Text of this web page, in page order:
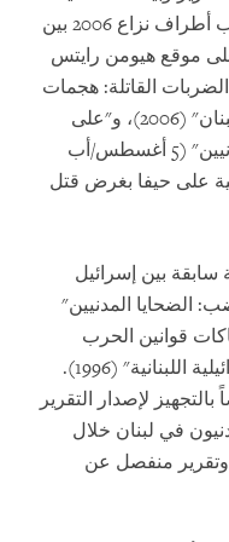
متصلة بانتهاك قوانين الحرب من جانب أطراف نزاع 2006 بين
موقع هيومن رايتس
القاتلة: هجمات
إسرائيل العشوائية ضد المدنيين في لبنان" (2006)، و"على
حزب الله وضع حد لهجماته على المدنيين" (5 أغسطس/أب
على حيفا بغرض قتل
بين إسرائيل
الضحايا المدنيين"
قوانين الحرب
واستخدام الأسلحة على الحدود الإسرائيلية اللبنانية" (1996).
لإصدار التقرير
في لبنان خلال
وتقرير منفصل عن